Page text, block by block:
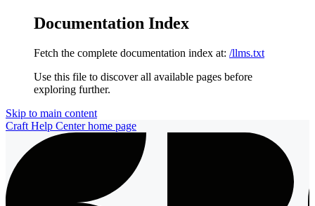
Documentation Index
Fetch the complete documentation index at: /llms.txt
Use this file to discover all available pages before
exploring further.
Skip to main content
Craft Help Centerhome page